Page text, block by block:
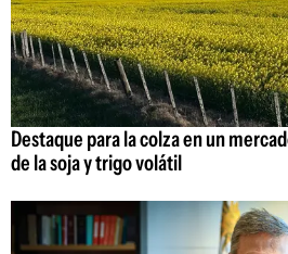
Destaque para la colza en un
de la soja y trigo volátil